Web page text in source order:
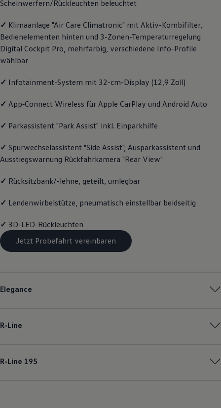
Pannen- und Unfallhilfe
Volkswagen Kundenbetreuung
Scheinwerfern/Rückleuchten beleuchtet
✓ Klimaanlage "Air Care Climatronic" mit Aktiv-Kombifilter,
Bedienelementen hinten und 3-Zonen-Temperaturregelung
Digital Cockpit Pro, mehrfarbig, verschiedene Info-Profile
wählbar
✓ Infotainment-System mit 32-cm-Display (12,9 Zoll)
✓ App‑Connect Wireless für Apple CarPlay und Android Auto
✓ Parkassistent "Park Assist" inkl. Einparkhilfe
✓ Spurwechselassistent "Side Assist", Ausparkassistent und
Ausstiegswarnung Rückfahrkamera "Rear View"
✓ Rücksitzbank/-lehne, geteilt, umlegbar
✓ Lendenwirbelstütze, pneumatisch einstellbar beidseitig
✓ 3D-LED-Rückleuchten
Jetzt Probefahrt vereinbaren
Elegance
R‑Line
R‑Line 195